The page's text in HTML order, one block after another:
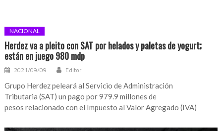
NACIONAL
Herdez va a pleito con SAT por helados y paletas de yogurt;
están en juego 980 mdp
2021/09/09 Editor
Grupo Herdez peleará al Servicio de Administración
Tributaria (SAT) un pago por 979.9 millones de
pesos relacionado con el Impuesto al Valor Agregado (IVA)